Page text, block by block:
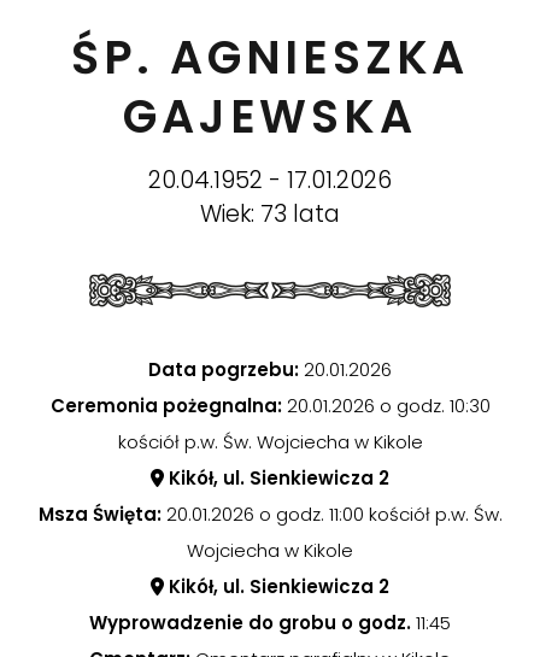
ŚP. AGNIESZKA
GAJEWSKA
20.04.1952 - 17.01.2026
Wiek: 73 lata
Data pogrzebu:20.01.2026
Ceremonia pożegnalna:20.01.2026 o godz. 10:30
kościół p.w. Św. Wojciecha w Kikole
Kikół, ul. Sienkiewicza 2
Msza Święta:20.01.2026 o godz. 11:00 kościół p.w. Św.
Wojciecha w Kikole
Kikół, ul. Sienkiewicza 2
Wyprowadzenie do grobu o godz.11:45